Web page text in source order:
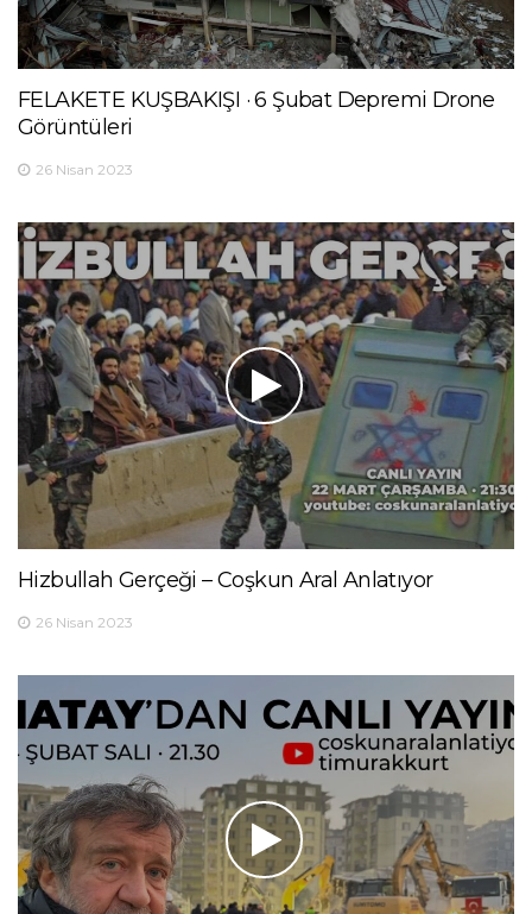
FELAKETE KUŞBAKIŞI · 6 Şubat Depremi Drone
Görüntüleri
26 Nisan 2023
Hizbullah Gerçeği – Coşkun Aral Anlatıyor
26 Nisan 2023